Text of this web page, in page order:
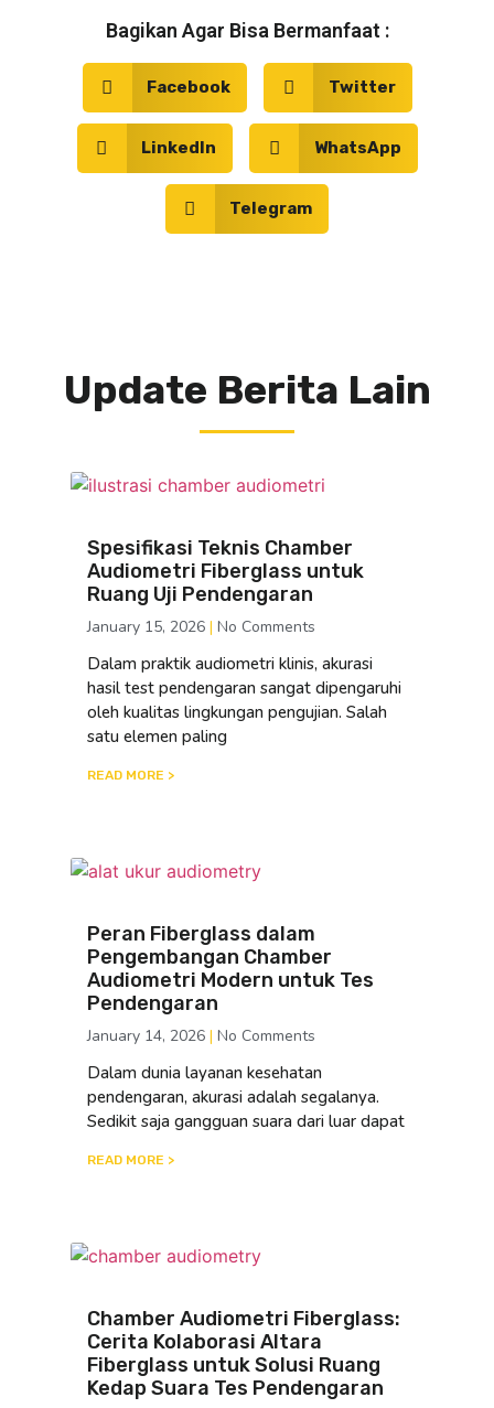
Bagikan Agar Bisa Bermanfaat :
Facebook Twitter
LinkedIn WhatsApp
Telegram
Update Berita Lain
Spesifikasi Teknis Chamber
Audiometri Fiberglass untuk
Ruang Uji Pendengaran
January 15, 2026 No Comments
Dalam praktik audiometri klinis, akurasi
hasil test pendengaran sangat dipengaruhi
oleh kualitas lingkungan pengujian. Salah
satu elemen paling
READ MORE >
Peran Fiberglass dalam
Pengembangan Chamber
Audiometri Modern untuk Tes
Pendengaran
January 14, 2026 No Comments
Dalam dunia layanan kesehatan
pendengaran, akurasi adalah segalanya.
Sedikit saja gangguan suara dari luar dapat
READ MORE >
Chamber Audiometri Fiberglass:
Cerita Kolaborasi Altara
Fiberglass untuk Solusi Ruang
Kedap Suara Tes Pendengaran